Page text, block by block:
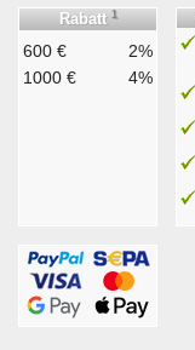
Rabatt 1
600 €
2%
1000 €
4%